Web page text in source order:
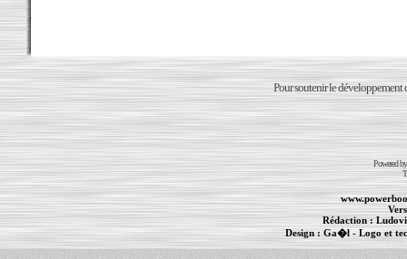
Pour soutenir le développement
Powered
Rédaction :
Design : Ga�l - Logo et
MacBook Pro